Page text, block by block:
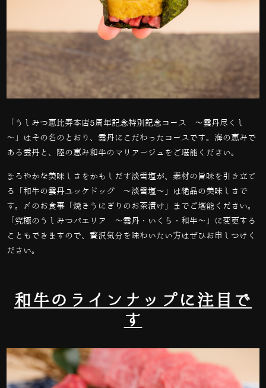
「うしみつ恵比寿本店5周年記念特別記念コース ～雲丹尽くし
～」はその名のとおり、雲丹にこだわったコースです。海の恵みで
ある雲丹と、陸の恵み和牛のマリアージュをご堪能ください。
まろやかな美味しさをかもしだす淡雪塩が、素材の旨味を引き立て
る「和牛の雲丹ユッケドッグ ～淡雪塩～」は絶品の美味しさで
す。〆のお食事「焼きうにぎりのお茶漬け」までご堪能ください。
「究極のうしみつパエリア ～雲丹・いくら・和牛～」に変更する
こともできますので、贅沢気分を味わいたい方はぜひお申しつけく
ださい。
和牛のラインナップに注目で
す